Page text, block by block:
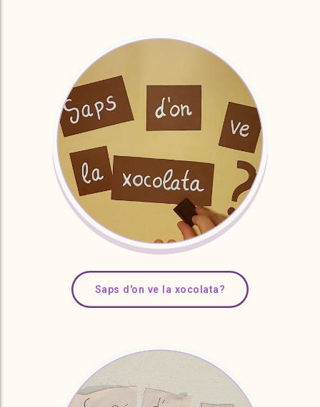
Saps d'on ve la xocolata?